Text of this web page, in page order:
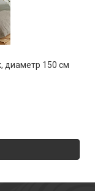
диаметр 150 см